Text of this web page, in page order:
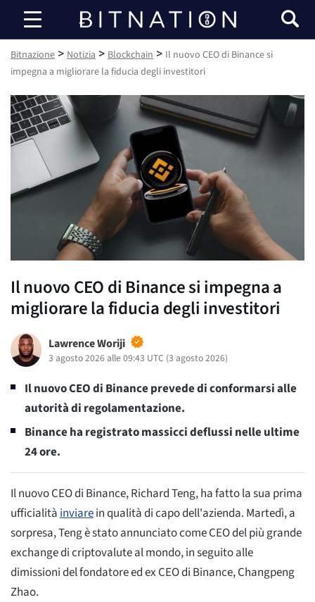
Bitnazione
Bitnazione > Notizia > Blockchain > Il nuovo CEO di Binance si
impegna a migliorare la fiducia degli investitori
Il nuovo CEO di Binance si impegna a
migliorare la fiducia degli investitori
Lawrence Woriji
3 agosto 2026 alle 09:43 UTC (3 agosto 2026)
Il nuovo CEO di Binance prevede di conformarsi alle
autorità di regolamentazione.
Binance ha registrato massicci deflussi nelle ultime
24 ore.
Il nuovo CEO di Binance, Richard Teng, ha fatto la sua prima
ufficialitàinviarein qualità di capo dell'azienda. Martedì, a
sorpresa, Teng è stato annunciato come CEO del più grande
exchange di criptovalute al mondo, in seguito alle
dimissioni del fondatore ed ex CEO di Binance, Changpeng
Zhao.